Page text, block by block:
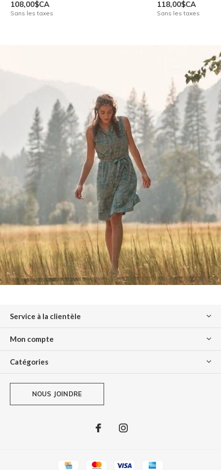
108,00$CA
Sans les taxes
118,00$CA
Sans les taxes
Service à la clientèle
Mon compte
Catégories
NOUS JOINDRE